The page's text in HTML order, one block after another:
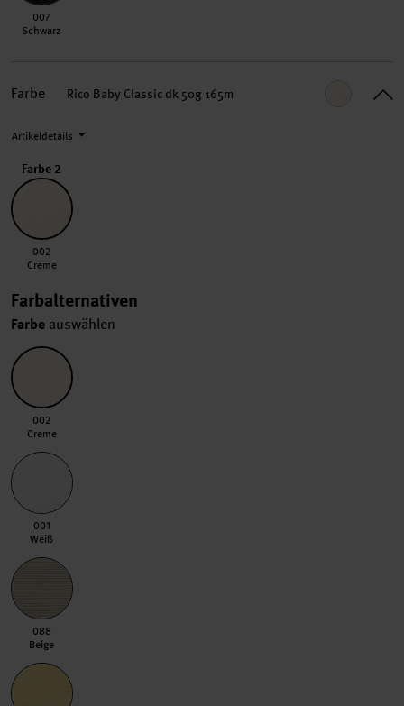
007 Schwarz
007
Schwarz
Farbe Rico Baby Classic dk 50g 165m
Artikeldetails
Farbe 2
002 Creme
002
Creme
Farbalternativen
Farbe auswählen
002 Creme
002
Creme
001 Weiß
001
Weiß
088 Beige
088
Beige